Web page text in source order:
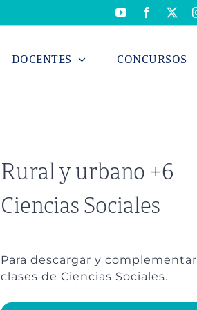
YouTube
DOCENTES CONCURSOS
Rural y urbano +6
Ciencias Sociales
Para descargar y
clases de Ciencias Sociales.